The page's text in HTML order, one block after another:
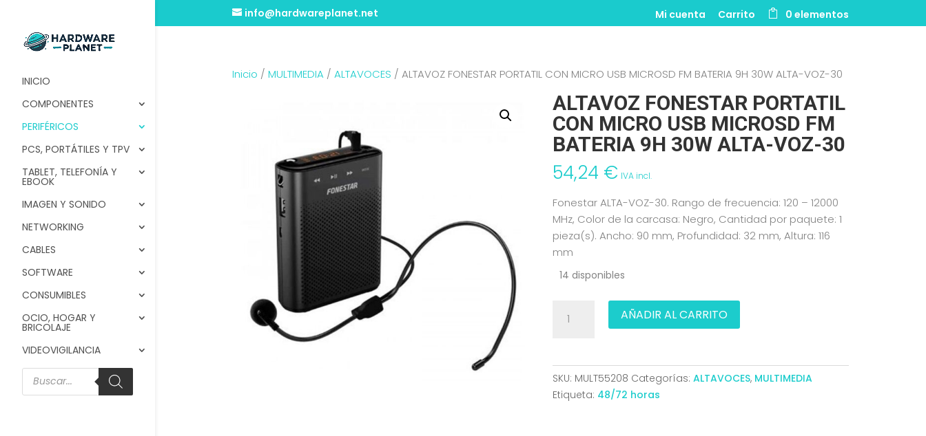
info@hardwareplanet.net Mi cuenta Carrito 0 elementos
INICIO
COMPONENTES
PERIFÉRICOS
PCS, PORTÁTILES Y TPV
TABLET, TELEFONÍA Y
EBOOK
IMAGEN Y SONIDO
NETWORKING
CABLES
SOFTWARE
CONSUMIBLES
OCIO, HOGAR Y
BRICOLAJE
VIDEOVIGILANCIA
Búsqueda
de
productos
Inicio / MULTIMEDIA/ ALTAVOCES / ALTAVOZ FONESTAR PORTATIL CON MICRO USB MICROSD FM BATERIA 9H 30W ALTA-VOZ-30
ALTAVOZ FONESTAR PORTATIL
CON MICRO USB MICROSD FM
BATERIA 9H 30W ALTA-VOZ-30
54,24 € IVA incl.
Fonestar ALTA-VOZ-30. Rango de frecuencia: 120 – 12000
MHz, Color de la carcasa: Negro, Cantidad por paquete: 1
pieza(s). Ancho: 90 mm, Profundidad: 32 mm, Altura: 116
mm
14 disponibles
FONESTAR
MICRO
USB
AÑADIR AL CARRITO
SKU: MULT55208 Categorías:ALTAVOCES, MULTIMEDIA
Etiqueta: 48/72 horas